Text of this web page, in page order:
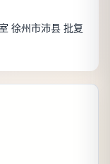
徐州市沛县 批复